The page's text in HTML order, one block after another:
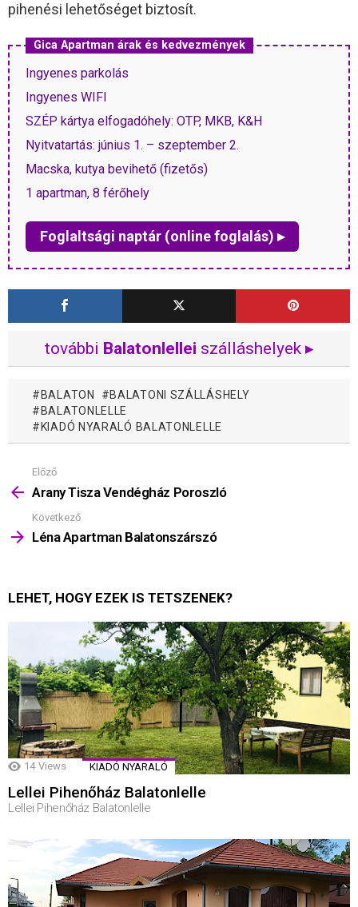
pihenési lehetőséget biztosít.
Gica Apartman árak és kedvezmények
Ingyenes parkolás
Ingyenes WIFI
SZÉP kártya elfogadóhely: OTP, MKB, K&H
Nyitvatartás: június 1. – szeptember 2.
Macska, kutya bevihető (fizetős)
1 apartman, 8 férőhely
Foglaltsági naptár (online foglalás) ▸
további Balatonlellei szálláshelyek ▸
BALATON
BALATONI SZÁLLÁSHELY
BALATONLELLE
KIADÓ NYARALÓ BALATONLELLE
Mutass
többet
Előző
Arany Tisza Vendégház Poroszló
Következő
Léna Apartman Balatonszárszó
LEHET, HOGY EZEK IS TETSZENEK?
14 Views KIADÓ NYARALÓ
Lellei Pihenőház Balatonlelle
Lellei Pihenőház Balatonlelle